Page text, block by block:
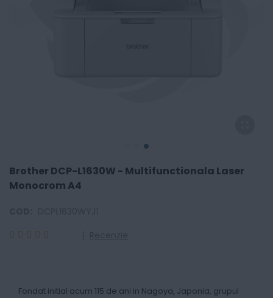
Brother DCP-L1630W - Multifunctionala Laser
Monocrom A4
Fondat initial acum 115 de ani in Nagoya, Japonia, grupul